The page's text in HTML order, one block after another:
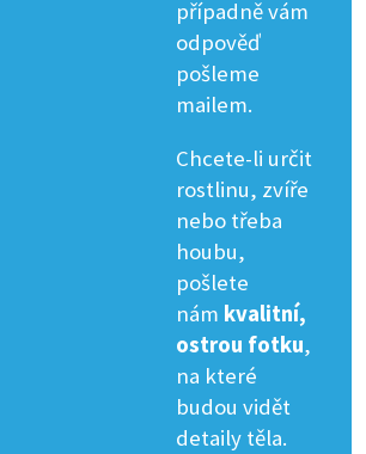
případně vám
odpověď
pošleme
mailem.
Chcete-li určit
rostlinu, zvíře
nebo třeba
houbu,
pošlete
nám kvalitní,
ostrou fotku,
na které
budou vidět
detaily těla.